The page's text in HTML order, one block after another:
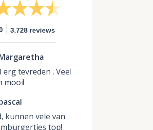
3.728 reviews
erg tevreden . Veel
mooi!
kunnen vele van
top!